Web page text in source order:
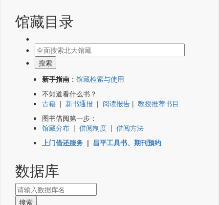
馆藏目录
新手指南 ： 馆藏检索与使用
不知道看什么书？
古籍 | 新书通报 | 阅读报告 | 教授推荐书目
图书借阅第一步：
馆藏分布 | 借阅制度 | 借阅方法
上门借还服务 | 昌平工具书、期刊预约
数据库